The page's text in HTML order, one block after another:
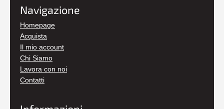
Navigazione
Homepage
Acquista
Il mio account
Chi Siamo
Lavora con noi
Contatti